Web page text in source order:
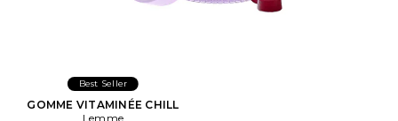
Best Seller
GOMME VITAMINÉE CHILL
Lemme